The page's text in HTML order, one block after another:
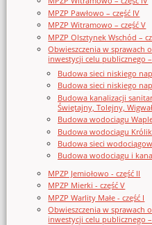
MPZP Pawłowo – część IV
MPZP Witramowo – część V
MPZP Olsztynek Wschód –
Obwieszczenia w sprawach
inwestycji celu publicznego
Budowa sieci niskiego
Budowa sieci niskiego
Budowa kanalizacji
Świętajny, Tolejny,
Budowa wodociągu
Budowa wodociągu
Budowa sieci
Budowa wodociągu i
MPZP Jemiołowo - część II
MPZP Mierki - część V
MPZP Warlity Małe - część I
Obwieszczenia w sprawach
inwestycji celu publicznego